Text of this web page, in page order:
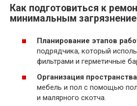
Как подготовиться к
минимальным
Планирование этапов
подрядчика, который
фильтрами и герметичные
Организация
мебель и пол с помощью
и малярного скотча.